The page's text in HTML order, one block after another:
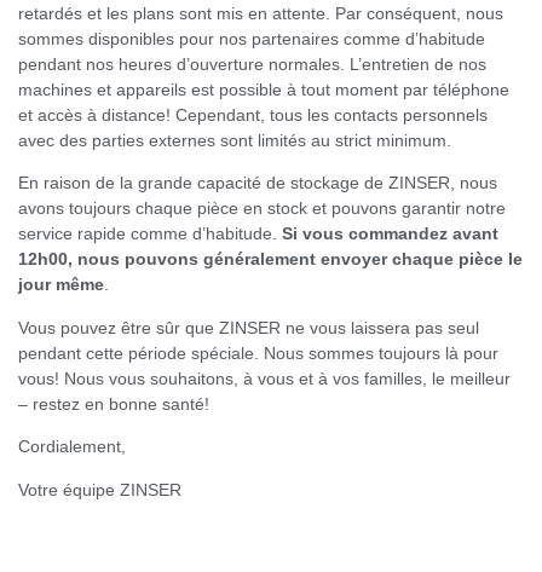
retardés et les plans sont mis en attente. Par conséquent, nous
sommes disponibles pour nos partenaires comme d’habitude
pendant nos heures d’ouverture normales. L’entretien de nos
machines et appareils est possible à tout moment par téléphone
et accès à distance! Cependant, tous les contacts personnels
avec des parties externes sont limités au strict minimum.
En raison de la grande capacité de stockage de ZINSER, nous
avons toujours chaque pièce en stock et pouvons garantir notre
service rapide comme d’habitude. Si vous commandez avant
12h00, nous pouvons généralement envoyer chaque pièce le
jour même.
Vous pouvez être sûr que ZINSER ne vous laissera pas seul
pendant cette période spéciale. Nous sommes toujours là pour
vous! Nous vous souhaitons, à vous et à vos familles, le meilleur
– restez en bonne santé!
Cordialement,
Votre équipe ZINSER